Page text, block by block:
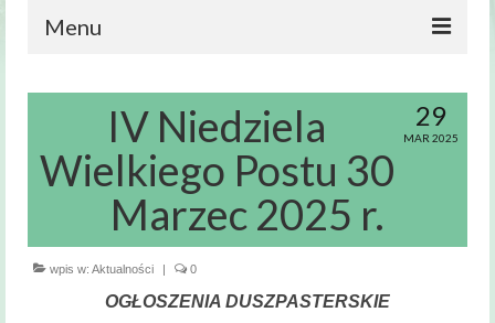
Menu
Msze święte
i nabożeństwa
Kancelaria
Parafialna
Święte
29
MAR 2025
IV Niedziela
Wielkiego Postu 30
Marzec 2025 r.
wpis w: Aktualności 0
OGŁOSZENIA DUSZPASTERSKIE